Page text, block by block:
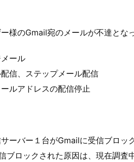
のGmail宛のメールが不達となっ
ール
ステップメール配信
ドレスの配信停止
バー１台がGmailに受信ブロック
ロックされた原因は、現在調査